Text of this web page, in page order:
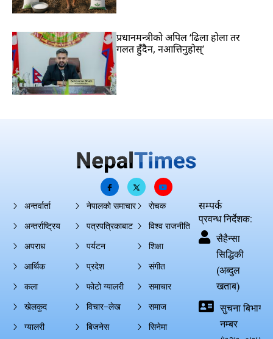
प्रधानमन्त्रीको अपिल ‘ढिला होला तर
गलत हुँदैन, नआत्तिनुहोस्’
अन्तर्वार्ता
अन्तर्राष्ट्रिय
अपराध
आर्थिक
कला
खेलकुद
ग्यालरी
नेपालको समाचार
पत्रपत्रिकाबाट
पर्यटन
प्रदेश
फोटो ग्यालरी
विचार–लेख
बिजनेस
रोचक
विश्व राजनीति
शिक्षा
संगीत
समाचार
समाज
सिनेमा
सम्पर्क
प्रवन्ध निर्देशक:
सैहैन्सा
सिद्धिकी
(अब्दुल
खताब)
सुचना बिभाग
नम्बर